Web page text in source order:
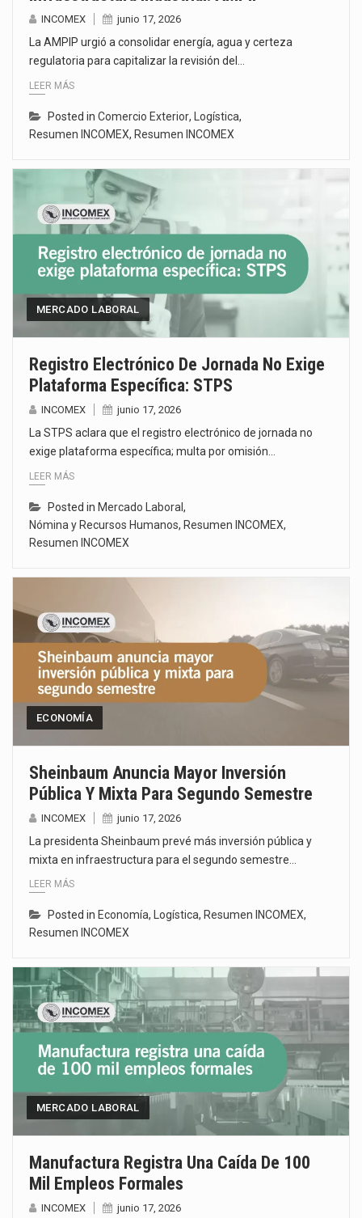
INCOMEX junio 17, 2026
La AMPIP urgió a consolidar energía, agua y certeza
regulatoria para capitalizar la revisión del…
LEER MÁS
Posted in Comercio Exterior, Logística,
Resumen INCOMEX, Resumen INCOMEX
MERCADO LABORAL
Registro Electrónico De Jornada No Exige
Plataforma Específica: STPS
INCOMEX junio 17, 2026
La STPS aclara que el registro electrónico de jornada no
exige plataforma específica; multa por omisión…
LEER MÁS
Posted in Mercado Laboral,
Nómina y Recursos Humanos, Resumen INCOMEX,
Resumen INCOMEX
ECONOMÍA
Sheinbaum Anuncia Mayor Inversión
Pública Y Mixta Para Segundo Semestre
INCOMEX junio 17, 2026
La presidenta Sheinbaum prevé más inversión pública y
mixta en infraestructura para el segundo semestre…
LEER MÁS
Posted in Economía, Logística, Resumen INCOMEX,
Resumen INCOMEX
MERCADO LABORAL
Manufactura Registra Una Caída De 100
Mil Empleos Formales
INCOMEX junio 17, 2026